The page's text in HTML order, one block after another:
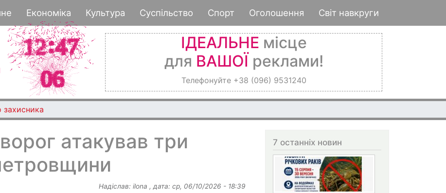
до
основного
Економіка Культура Суспільство Спорт Оголошення Світ навкруги
ІДЕАЛЬНЕ місце
для ВАШОЇ реклами!
Телефонуйте +38 (096) 9531240
захисника
атакував три
Надіслав: ilona , дата: ср, 06/10/2026 - 18:39
7 останніх новин